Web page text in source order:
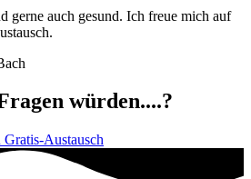
gerne auch gesund. Ich freue mich auf
würden....?
Austausch